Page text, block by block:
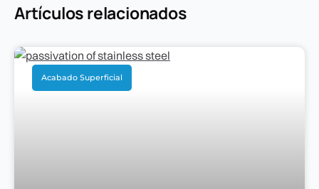
Artículos relacionados
Acabado Superficial